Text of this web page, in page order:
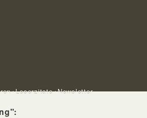
Leserzitate Newsletter